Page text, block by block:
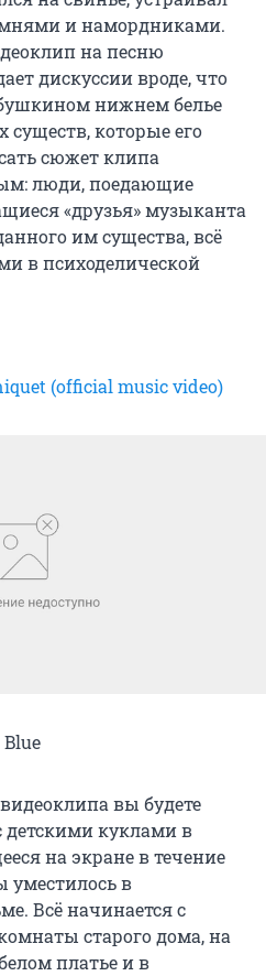
и намордниками.
на песню
дискуссии вроде, что
нижнем белье
которые его
сюжет клипа
люди, поедающие
«друзья» музыканта
им существа, всё
в психоделической
(official music video)
вы будете
детскими куклами в
на экране в течение
уместилось в
Всё начинается с
старого дома, на
платье и в